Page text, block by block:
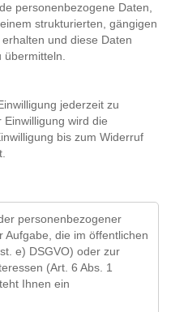
personenbezogene Daten,
strukturierten, gängigen
und diese Daten
jederzeit zu
wird die
bis zum Widerruf
personenbezogener
Aufgabe, die im öffentlichen
e) DSGVO) oder zur
(Art. 6 Abs. 1
Ihnen ein